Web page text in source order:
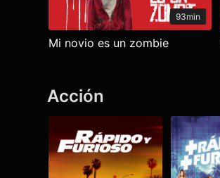
93min
Mi novio es un zombie
Acción